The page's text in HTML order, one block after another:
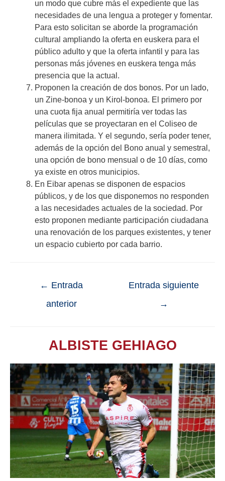
un modo que cubre más el expediente que las
necesidades de una lengua a proteger y fomentar.
Para esto solicitan se aborde la programación
cultural ampliando la oferta en euskera para el
público adulto y que la oferta infantil y para las
personas más jóvenes en euskera tenga más
presencia que la actual.
Proponen la creación de dos bonos. Por un lado,
un Zine-bonoa y un Kirol-bonoa. El primero por
una cuota fija anual permitiría ver todas las
películas que se proyectaran en el Coliseo de
manera ilimitada. Y el segundo, sería poder tener,
además de la opción del Bono anual y semestral,
una opción de bono mensual o de 10 días, como
ya existe en otros municipios.
En Eibar apenas se disponen de espacios
públicos, y de los que disponemos no responden
a las necesidades actuales de la sociedad. Por
esto proponen mediante participación ciudadana
una renovación de los parques existentes, y tener
un espacio cubierto por cada barrio.
← Entrada
anterior
Entrada siguiente
→
ALBISTE GEHIAGO